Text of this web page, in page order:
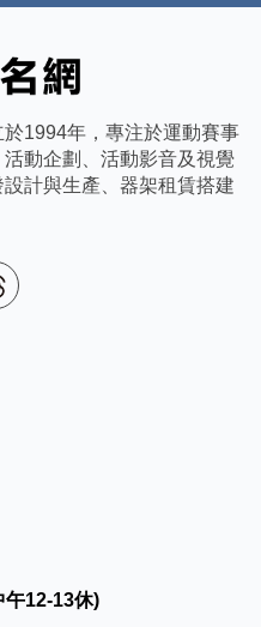
1994年，專注於運動賽事
動企劃、活動影音及視覺
計與生產、器架租賃搭建
午12-13休)